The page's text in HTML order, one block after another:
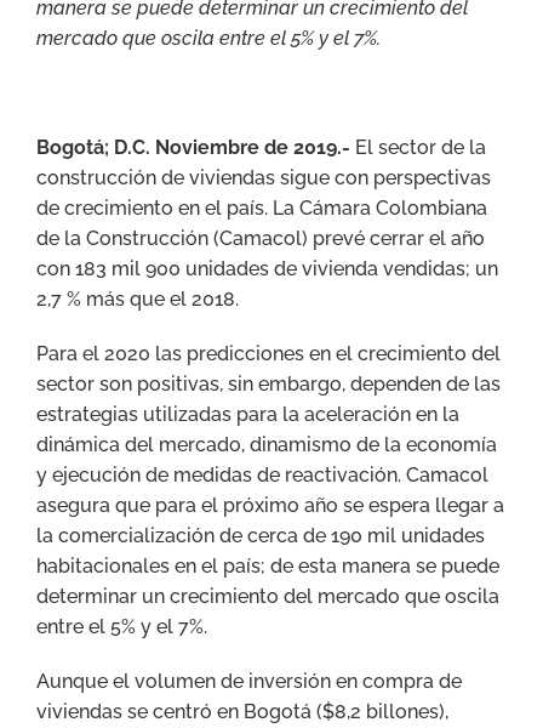
manera se puede determinar un crecimiento del
mercado que oscila entre el 5% y el 7%.
Bogotá; D.C. Noviembre de 2019.- El sector de la
construcción de viviendas sigue con perspectivas
de crecimiento en el país. La Cámara Colombiana
de la Construcción (Camacol) prevé cerrar el año
con 183 mil 900 unidades de vivienda vendidas; un
2,7 % más que el 2018.
Para el 2020 las predicciones en el crecimiento del
sector son positivas, sin embargo, dependen de las
estrategias utilizadas para la aceleración en la
dinámica del mercado, dinamismo de la economía
y ejecución de medidas de reactivación. Camacol
asegura que para el próximo año se espera llegar a
la comercialización de cerca de 190 mil unidades
habitacionales en el país; de esta manera se puede
determinar un crecimiento del mercado que oscila
entre el 5% y el 7%.
Aunque el volumen de inversión en compra de
viviendas se centró en Bogotá ($8,2 billones),